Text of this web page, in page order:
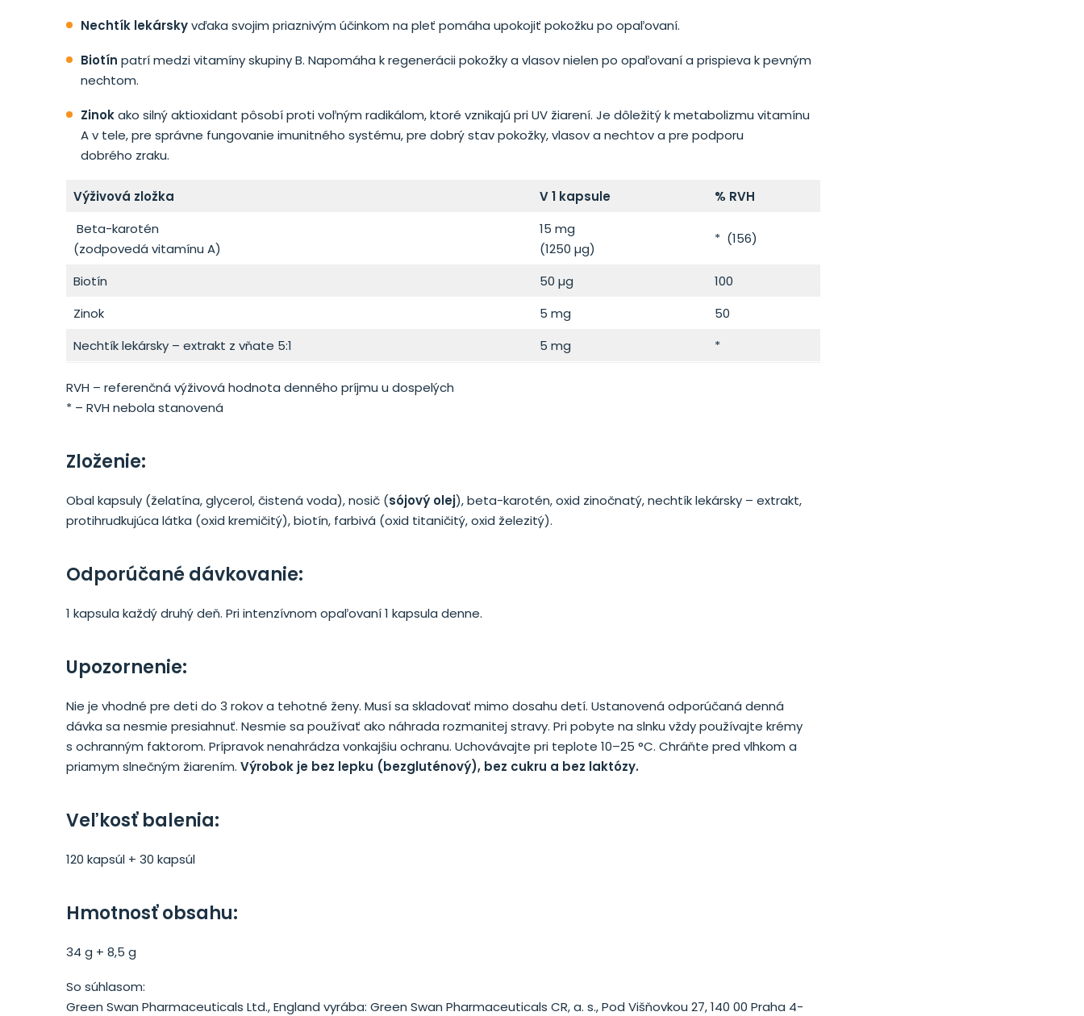
Nechtík lekárskyvďaka svojim priaznivým účinkom na pleť pomáha upokojiť pokožku po opaľovaní.
Biotín patrí medzi vitamíny skupiny B. Napomáha k regenerácii pokožky a vlasov nielen po opaľovaní a prispieva k pevným
nechtom.
Zinokako silný aktioxidant pôsobí proti voľným radikálom, ktoré vznikajú pri UV žiarení. Je dôležitý k metabolizmu vitamínu
A v tele, pre správne fungovanie imunitného systému, pre dobrý stav pokožky, vlasov a nechtov a pre podporu
dobrého zraku.
Výživová zložka V 1 kapsule
% RVH
Beta-karotén
(zodpovedá vitamínu A)
15 mg
(1250 µg)
* (156)
Biotín 50 µg
100
Zinok
5 mg
50
Nechtík lekársky – extrakt z vňate 5:1
5 mg *
RVH – referenčná výživová hodnota denného príjmu u dospelých
* – RVH nebola stanovená
Zloženie:
Obal kapsuly (želatína, glycerol, čistená voda), nosič (sójový olej), beta-karotén, oxid zinočnatý, nechtík lekársky – extrakt,
protihrudkujúca látka (oxid kremičitý), biotín, farbivá (oxid titaničitý, oxid železitý).
Odporúčané dávkovanie:
1 kapsula každý druhý deň. Pri intenzívnom opaľovaní 1 kapsula denne.
Upozornenie:
Nie je vhodné pre deti do 3 rokov a tehotné ženy. Musí sa skladovať mimo dosahu detí. Ustanovená odporúčaná denná
dávka sa nesmie presiahnuť. Nesmie sa používať ako náhrada rozmanitej stravy. Pri pobyte na slnku vždy používajte krémy
s ochranným faktorom. Prípravok nenahrádza vonkajšiu ochranu. Ucho­vávajte pri teplote 10–25 °C. Chráňte pred vlhkom a
priamym slnečným žiarením. Výrobok je bez lepku (bezgluténový), bez cukru a bez laktózy.
Veľkosť balenia:
120 kap­súl + 30 kapsúl
Hmotnosť obsahu:
34 g + 8,5 g
So súhlasom:
Green Swan Pharmaceuticals Ltd., England vyrába: Green Swan Pharmaceuticals CR, a. s., Pod Višňovkou 27, 140 00 Praha 4-